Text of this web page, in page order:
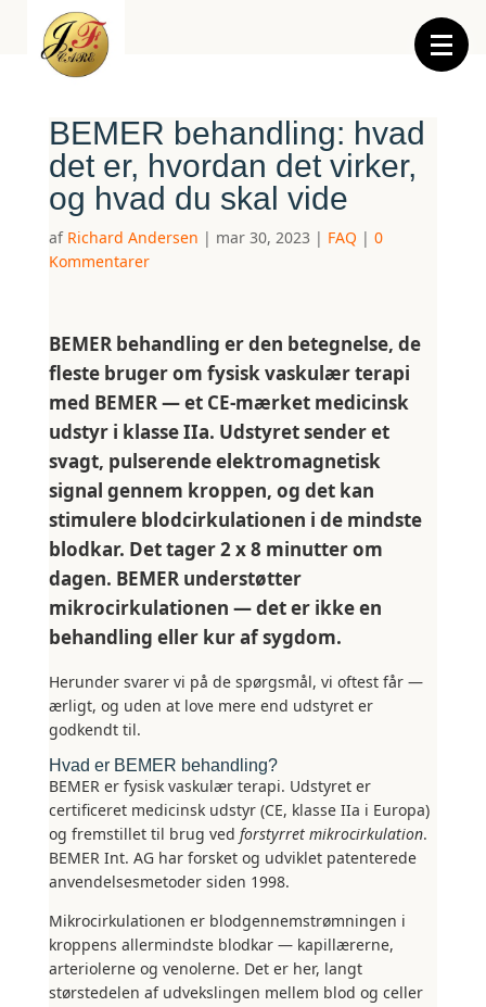
BEMER behandling: hvad
det er, hvordan det virker,
og hvad du skal vide
af Richard Andersen | mar 30, 2023 | FAQ | 0
Kommentarer
BEMER behandling er den betegnelse, de
fleste bruger om fysisk vaskulær terapi
med BEMER — et CE-mærket medicinsk
udstyr i klasse IIa. Udstyret sender et
svagt, pulserende elektromagnetisk
signal gennem kroppen, og det kan
stimulere blodcirkulationen i de mindste
blodkar. Det tager 2 x 8 minutter om
dagen. BEMER understøtter
mikrocirkulationen — det er ikke en
behandling eller kur af sygdom.
Herunder svarer vi på de spørgsmål, vi oftest får —
ærligt, og uden at love mere end udstyret er
godkendt til.
Hvad er BEMER behandling?
BEMER er fysisk vaskulær terapi. Udstyret er
certificeret medicinsk udstyr (CE, klasse IIa i Europa)
og fremstillet til brug ved forstyrret mikrocirkulation.
BEMER Int. AG har forsket og udviklet patenterede
anvendelsesmetoder siden 1998.
Mikrocirkulationen er blodgennemstrømningen i
kroppens allermindste blodkar — kapillærerne,
arteriolerne og venolerne. Det er her, langt
størstedelen af udvekslingen mellem blod og celler